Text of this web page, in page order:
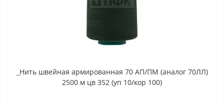
_Нить швейная армированная 70 АП/ПМ (аналог 70ЛЛ)
2500 м цв 352 (уп 10/кор 100)